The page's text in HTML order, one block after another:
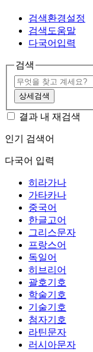
검색환경설정
검색도움말
다국어입력
검색
상세검색
결과 내 재검색
인기 검색어
다국어 입력
히라가나
가타카나
중국어
한글고어
그리스문자
프랑스어
독일어
히브리어
괄호기호
학술기호
기술기호
첨자기호
라틴문자
러시아문자